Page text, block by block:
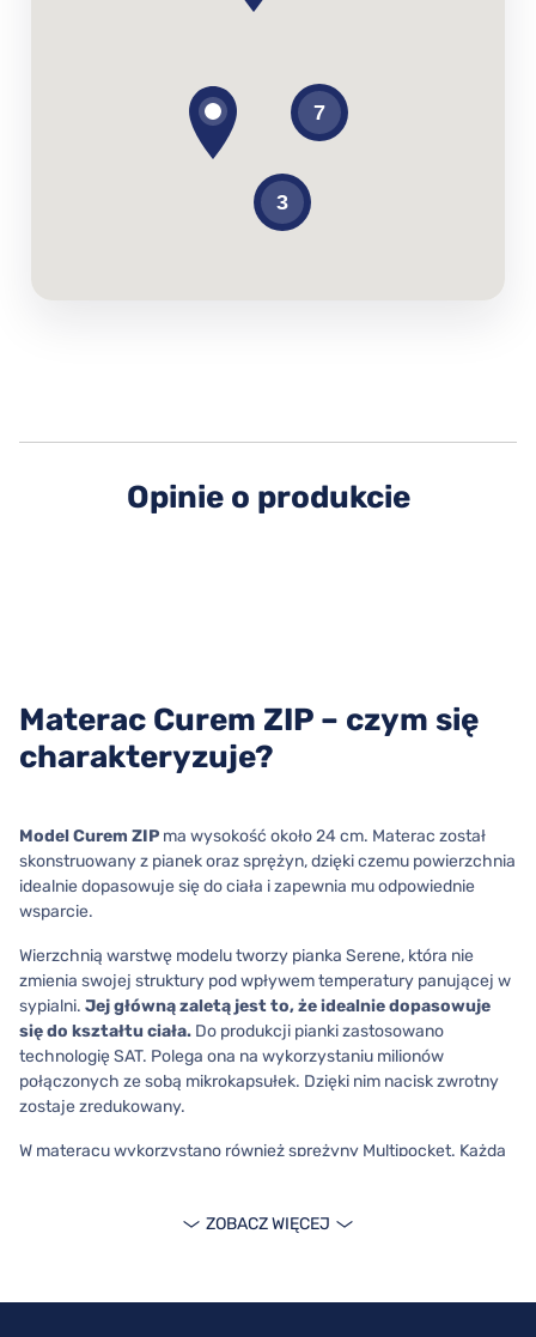
Opinie o produkcie
Materac Curem ZIP – czym się
charakteryzuje?
Model Curem ZIP ma wysokość około 24 cm. Materac został
skonstruowany z pianek oraz sprężyn, dzięki czemu powierzchnia
idealnie dopasowuje się do ciała i zapewnia mu odpowiednie
wsparcie.
Wierzchnią warstwę modelu tworzy pianka Serene, która nie
zmienia swojej struktury pod wpływem temperatury panującej w
sypialni. Jej główną zaletą jest to, że idealnie dopasowuje
się do kształtu ciała. Do produkcji pianki zastosowano
technologię SAT. Polega ona na wykorzystaniu milionów
połączonych ze sobą mikrokapsułek. Dzięki nim nacisk zwrotny
zostaje zredukowany.
W materacu wykorzystano również sprężyny Multipocket. Każda
materaca przed zabrudzeniami wykorzystano pokrowiec Zeo
ZOBACZ WIĘCEJ